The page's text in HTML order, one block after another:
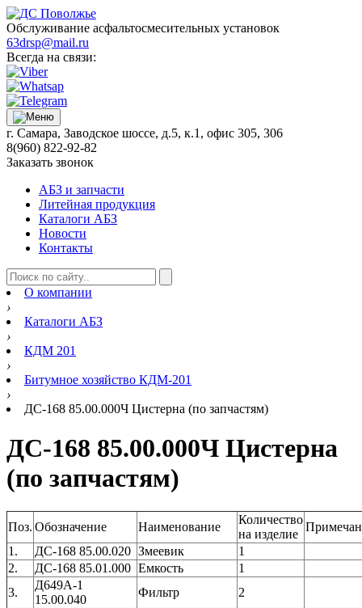
Обслуживание асфальтосмесительных установок
63drsp@mail.ru
Всегда на связи:
г. Самара, Заводское шоссе, д.5, к.1, офис 305, 306
8(960) 822-92-82
Заказать звонок
АБЗ и запчасти
Литейная продукция
Каталоги АБЗ
Новости
Контакты
О компании
›
Каталоги АБЗ
›
КДМ 201
›
Битумное хозяйство КДМ-201
›
ДС-168 85.00.000Ч Цистерна (по запчастям)
ДС-168 85.00.000Ч Цистерна
(по запчастям)
Поз. Обозначение Наименование
Количество
на изделие
1.
ДС-168 85.00.020 Змеевик
1
2.
ДС-168 85.01.000 Емкость
1
3.
Д649А-1
15.00.040
Фильтр 2